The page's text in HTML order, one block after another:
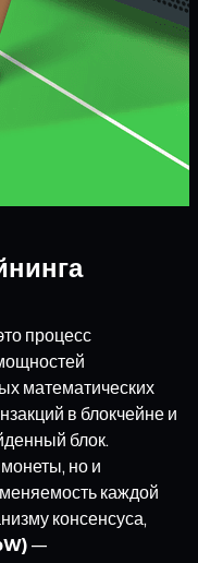
процесс
математических
в блокчейне и
блок.
но и
каждой
консенсуса,
—